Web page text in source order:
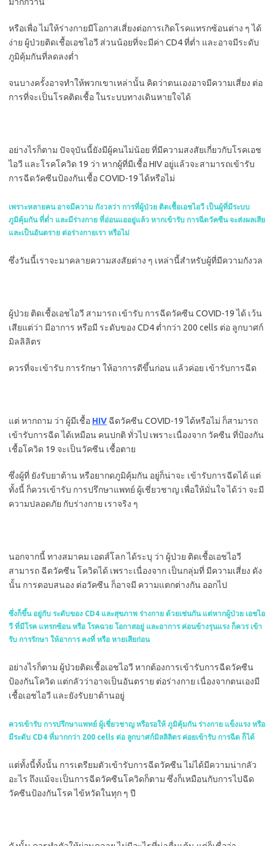
หรือเพื่อ ไม่ให้ร่างกายมีโอกาสเสี่ยงต่อการเกิดโรคแทรกซ้อนต่าง ๆ ได้
ง่าย ผู้ป่วยติดเชื้อเอชไอวี ส่วนน้อยที่จะมีค่า CD4 ที่ต่ำ และอาจมีระดับ
ภูมิคุ้มกันที่ลดลงต่ำ
จนบางครั้งอาจทำให้พวกเขาเหล่านั้น คิดว่าตนเองอาจมีความเสี่ยง ต่อ
การที่จะเป็นโรคติดเชื้อ ในระบบทางเดินหายใจได้
อย่างไรก็ตาม ปัจจุบันนี้ยังมีผู้คนไม่น้อย ที่มีความสงสัยเกี่ยวกับโรคเอช
ไอวี และโรคโควิด 19 ว่า หากผู้ที่มีเชื้อ HIV อยู่แล้วจะสามารถเข้ารับ
การฉีดวัคซีนป้องกันเชื้อ COVID-19 ได้หรือไม่
เพราะหลายคน อาจมีความ กังวลว่า การที่ผู้ป่วย ติดเชื้อเอชไอวี เป็นผู้ที่มีระบบ
ภูมิคุ้มกัน ที่ต่ำ และมีร่างกาย ที่อ่อนแออยู่แล้ว หากเข้ารับ การฉีดวัคซีน จะส่งผลเสีย
และเป็นอันตราย ต่อร่างกายเรา หรือไม่
ซึ่งวันนี้เราจะมาคลายความสงสัยต่าง ๆ เหล่านี้สำหรับผู้ที่มีความกังวล
ผู้ป่วย ติดเชื้อเอชไอวี สามารถ เข้ารับ การฉีดวัคซีน COVID-19 ได้ เว้น
เสียแต่ว่า มีอาการ หรือมี ระดับของ CD4 ต่ำกว่า 200 cells ต่อ ลูกบาศก์
มิลลิลิตร
ควรที่จะเข้ารับ การรักษา ให้อาการดีขึ้นก่อน แล้วค่อย เข้ารับการฉีด
แต่ หากถาม ว่า ผู้มีเชื้อ HIV ฉีดวัคซีน COVID-19 ได้หรือไม่ ก็สามารถ
เข้ารับการฉีด ได้เหมือน คนปกติ ทั่วไป เพราะเนื่องจาก วัคซีน ที่ป้องกัน
เชื้อโควิด 19 จะเป็นวัคซีน เชื้อตาย
ซึ่งผู้ที่ ยังรับยาต้าน หรือยากดภูมิคุ้มกัน อยู่ก็น่าจะ เข้ารับการฉีดได้ แต่
ทั้งนี้ ก็ควรเข้ารับ การปรึกษาแพทย์ ผู้เชี่ยวชาญ เพื่อให้มั่นใจ ได้ว่า จะมี
ความปลอดภัย กับร่างกาย เราจริง ๆ
นอกจากนี้ ทางสมาคม เอดส์โลก ได้ระบุ ว่า ผู้ป่วย ติดเชื้อเอชไอวี
สามารถ ฉีดวัคซีน โควิดได้ เพราะเนื่องจาก เป็นกลุ่มที่ มีความเสี่ยง ดัง
นั้น การตอบสนอง ต่อวัคซีน ก็อาจมี ความแตกต่างกัน ออกไป
ซึ่งก็ขึ้น อยู่กับ ระดับของ CD4 และสุขภาพ ร่างกาย ด้วยเช่นกัน แต่หากผู้ป่วย เอชไอ
วี ที่มีโรค แทรกซ้อน หรือ โรคฉวย โอกาสอยู่ และอาการ ค่อนข้างรุนแรง ก็ควร เข้า
รับ การรักษา ให้อาการ คงที่ หรือ หายเสียก่อน
อย่างไรก็ตาม ผู้ป่วยติดเชื้อเอชไอวี หากต้องการเข้ารับการฉีดวัคซีน
ป้องกันโควิด แต่กลัวว่าอาจเป็นอันตราย ต่อร่างกาย เนื่องจากตนเองมี
เชื้อเอชไอวี และยังรับยาต้านอยู่
ควรเข้ารับ การปรึกษาแพทย์ ผู้เชี่ยวชาญ หรือรอให้ ภูมิคุ้มกัน ร่างกาย แข็งแรง หรือ
มีระดับ CD4 ที่มากกว่า 200 cells ต่อ ลูกบาศก์มิลลิลิตร ค่อยเข้ารับ การฉีด ก็ได้
แต่ทั้งนี้ทั้งนั้น การเตรียมตัวเข้ารับการฉีดวัคซีน ไม่ได้มีความน่ากลัว
อะไร ถึงแม้จะเป็นการฉีดวัคซีนโควิดก็ตาม ซึ่งก็เหมือนกับการไปฉีด
วัคซีนป้องกันโรค ไข้หวัดในทุก ๆ ปี